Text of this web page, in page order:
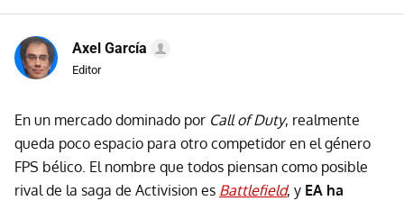
Axel García
Editor
En un mercado dominado por Call of Duty, realmente
queda poco espacio para otro competidor en el género
FPS bélico. El nombre que todos piensan como posible
rival de la saga de Activision es Battlefield, y EA ha